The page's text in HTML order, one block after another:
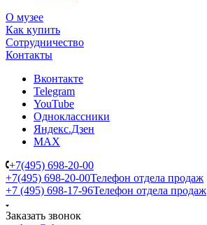
О музее
Как купить
Сотрудничество
Контакты
Вконтакте
Telegram
YouTube
Одноклассники
Яндекс.Дзен
MAX
+7(495) 698-20-00
+7(495) 698-20-00Телефон отдела продаж
+7 (495) 698-17-96Телефон отдела продаж
Заказать звонок